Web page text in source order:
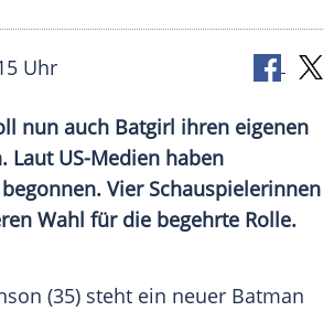
Uhr
nun auch Batgirl ihren eigenen
Laut US-Medien haben
begonnen. Vier Schauspielerinnen
Wahl für die begehrte Rolle.
(35) steht ein neuer Batman